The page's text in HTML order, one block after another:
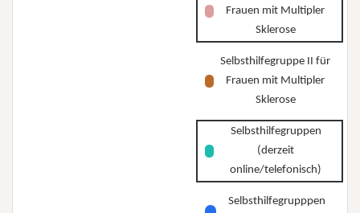
Frauen mit Multipler
Sklerose
Selbsthilfegruppe II für
Frauen mit Multipler
Sklerose
Selbsthilfegruppen
(derzeit
online/telefonisch)
Selbsthilfegrupppen